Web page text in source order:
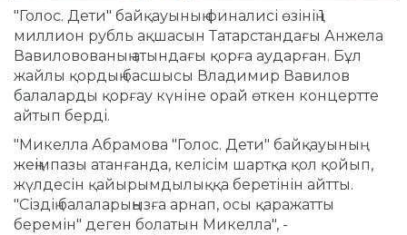
"Голос. Дети" байқауының финалисі өзінің 1
миллион рубль ақшасын Татарстандағы Анжела
Вавиловованың атындағы қорға аударған. Бұл
жайлы қордың басшысы Владимир Вавилов
балаларды қорғау күніне орай өткен концертте
айтып берді.
"Микелла Абрамова "Голос. Дети" байқауының
жеңімпазы атанғанда, келісім шартқа қол қойып,
жүлдесін қайырымдылыққа беретінін айтты.
"Сіздің балаларыңызға арнап, осы қаражатты
беремін" деген болатын Микелла", -